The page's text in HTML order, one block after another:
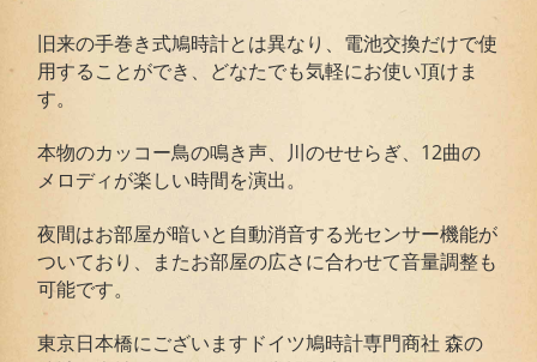
旧来の手巻き式鳩時計とは異なり、電池交換だけで使
用することができ、どなたでも気軽にお使い頂けま
す。
本物のカッコー鳥の鳴き声、川のせせらぎ、12曲の
メロディが楽しい時間を演出。
夜間はお部屋が暗いと自動消音する光センサー機能が
ついており、またお部屋の広さに合わせて音量調整も
可能です。
東京日本橋にございますドイツ鳩時計専門商社 森の